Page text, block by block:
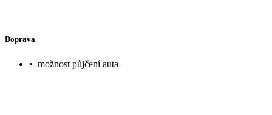
Doprava
• možnost půjčení auta